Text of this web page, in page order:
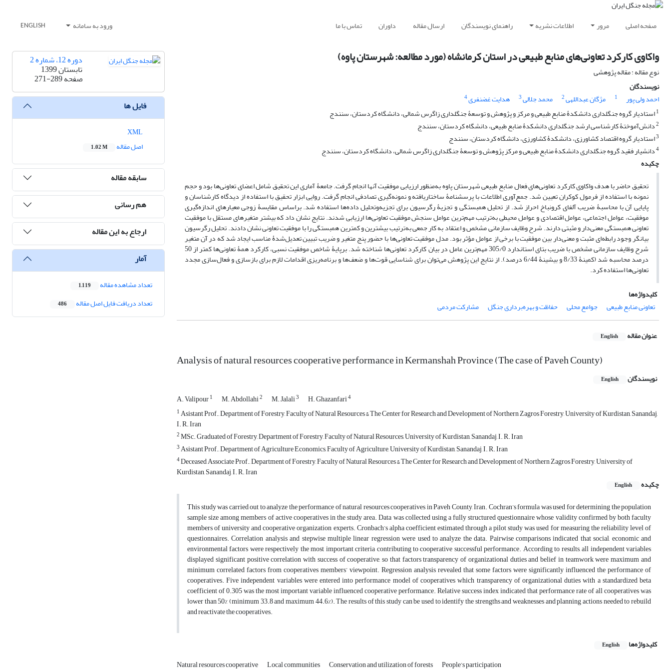
صفحه اصلی مرور اطلاعات نشریه راهنمای نویسندگان ارسال مقاله داوران تماس با ما ورود به سامانه ENGLISH
واکاوی کارکرد تعاونی‌های منابع طبیعی در استان کرمانشاه (مورد مطالعه: شهرستان پاوه)
نوع مقاله : مقاله پژوهشی
نویسندگان
احمد ولی پور
1 مژگان عبداللهی2 محمد جلالی3 هدایت غضنفری4
1استادیار گروه جنگلداری دانشکدۀ منابع طبیعی و مرکز و پژوهش و توسعۀ جنگلداری زاگرس شمالی، دانشگاه کردستان، سنندج
2دانش‌آموختۀ کارشناسی ارشد جنگلداری دانشکدۀ منابع طبیعی، دانشگاه کردستان، سنندج
3استادیار گروه اقتصاد کشاورزی، دانشکدۀ کشاورزی، دانشگاه کردستان، سنندج
4دانشیار فقید گروه جنگلداری دانشکدۀ منابع طبیعی و مرکز پژوهش و توسعۀ جنگلداری زاگرس شمالی، دانشگاه کردستان، سنندج
چکیده
تحقیق حاضر با هدف واکاوی کارکرد تعاونی‌های فعال منابع طبیعی شهرستان پاوه به‌منظور ارزیابی موفقیت آنها انجام گرفت. جامعۀ آماری این تحقیق شامل اعضای تعاونی‌ها بود و حجم
نمونه با استفاده از فرمول کوکران تعیین شد. جمع‌آوری اطلاعات با پرسشنامۀ ساختاریافته و نمونه‌گیری تصادفی انجام گرفت. روایی ابزار تحقیق با استفاده از دیدگاه کارشناسان و
پایایی آن با محاسبۀ ضریب آلفای کرونباخ احراز شد. از تحلیل همبستگی و تجزیۀ رگرسیون برای تجزیه‌وتحلیل داده‌ها استفاده شد. براساس مقایسۀ زوجی معیارهای اندازه‌گیری
موفقیت، عوامل اجتماعی، عوامل اقتصادی و عوامل محیطی به‌ترتیب مهم‌ترین عوامل سنجش موفقیت تعاونی‌ها ارزیابی شدند. نتایج نشان داد که بیشتر متغیرهای مستقل با موفقیت
تعاونی همبستگی معنی‌دار و مثبتی دارند. شرح وظایف سازمانی مشخص و اعتقاد به کار جمعی به‌ترتیب بیشترین و کمترین همبستگی را با موفقیت تعاونی نشان دادند. تحلیل رگرسیون
بیانگر وجود رابطه‌ای مثبت و معنی‌دار بین موفقیت با برخی از عوامل مؤثر بود. مدل موفقیت تعاونی‌ها با حضور پنج متغیر و ضریب تبیین تعدیل‌شدۀ مناسب ایجاد شد که در آن متغیر
شرح وظایف سازمانی مشخص با ضریب بتای استاندارد 305/0 مهم‌ترین عامل در بیان کارکرد تعاونی‌ها شناخته شد. برپایۀ شاخص موفقیت نسبی، کارکرد همۀ تعاونی‌ها کمتر از 50
درصد محاسبه شد (کمینۀ 8/33 و بیشینۀ 6/44 درصد). از نتایج این پژوهش می‌توان برای شناسایی قوت‌ها و ضعف‌ها و برنامه‌ریزی اقدامات لازم برای بازسازی و فعال‌سازی مجدد
تعاونی‌ها استفاده کرد.
کلیدواژه‌ها
تعاونی منابع طبیعی
جوامع محلی حفاظت و بهره‌برداری جنگل مشارکت مردمی
عنوان مقاله English
Analysis of natural resources cooperative performance in Kermanshah Province (The case of Paveh County)
نویسندگان English
A. Valipour1 M. Abdollahi2 M. Jalali3 H. Ghazanfari4
1Asistant Prof., Department of Forestry, Faculty of Natural Resources & The Center for Research and Development of Northern Zagros Forestry, University of Kurdistan, Sanandaj,
I. R. Iran
2MSc. Graduated of Forestry, Department of Forestry, Faculty of Natural Resources, University of Kurdistan, Sanandaj, I. R. Iran
3Asistant Prof., Department of Agriculture Economics, Faculty of Agriculture, University of Kurdistan, Sanandaj, I. R. Iran
4Deceased Associate Prof., Department of Forestry, Faculty of Natural Resources & The Center for Research and Development of Northern Zagros Forestry, University of
Kurdistan, Sanandaj, I. R. Iran
چکیده
English
This study was carried out to analyze the performance of natural resources cooperatives in Paveh County, Iran. Cochran’s formula was used for determining the population
sample size among members of active cooperatives in the study area. Data was collected using a fully structured questionnaire whose validity confirmed by both faculty
members of university and cooperative organization experts. Cronbach’s alpha coefficient estimated through a pilot study was used for measuring the reliability level of
questionnaires. Correlation analysis and stepwise multiple linear regression were used to analyze the data. Pairwise comparisons indicated that social, economic and
environmental factors were respectively the most important criteria contributing to cooperative successful performance. According to results, all independent variables
displayed significant positive correlation with success of cooperative, so that factors transparency of organizational duties and belief in teamwork were maximum and
minimum correlated factors from cooperatives members’ viewpoint. Regression analysis revealed that some factors were significantly influenced the performance of
cooperatives. Five independent variables were entered into performance model of cooperatives which transparency of organizational duties with a standardized beta
coefficient of 0.305 was the most important variable influenced cooperative performance. Relative success index indicated that performance rate of all cooperatives was
lower than 50% (minimum 33.8 and maximum 44.6%). The results of this study can be used to identify the strengths and weaknesses and planning actions needed to rebuild
and reactivate the cooperatives.
کلیدواژه‌ها English
Natural resources cooperative Local communities Conservation and utilization of forests People’s participation
دوره 12، شماره 2
تابستان 1399
صفحه271-289
فایل ها
اصل مقاله
1.02 M
سابقه مقاله
هم رسانی
ارجاع به این مقاله
آمار
تعداد مشاهده مقاله 1,119
تعداد دریافت فایل اصل مقاله 486